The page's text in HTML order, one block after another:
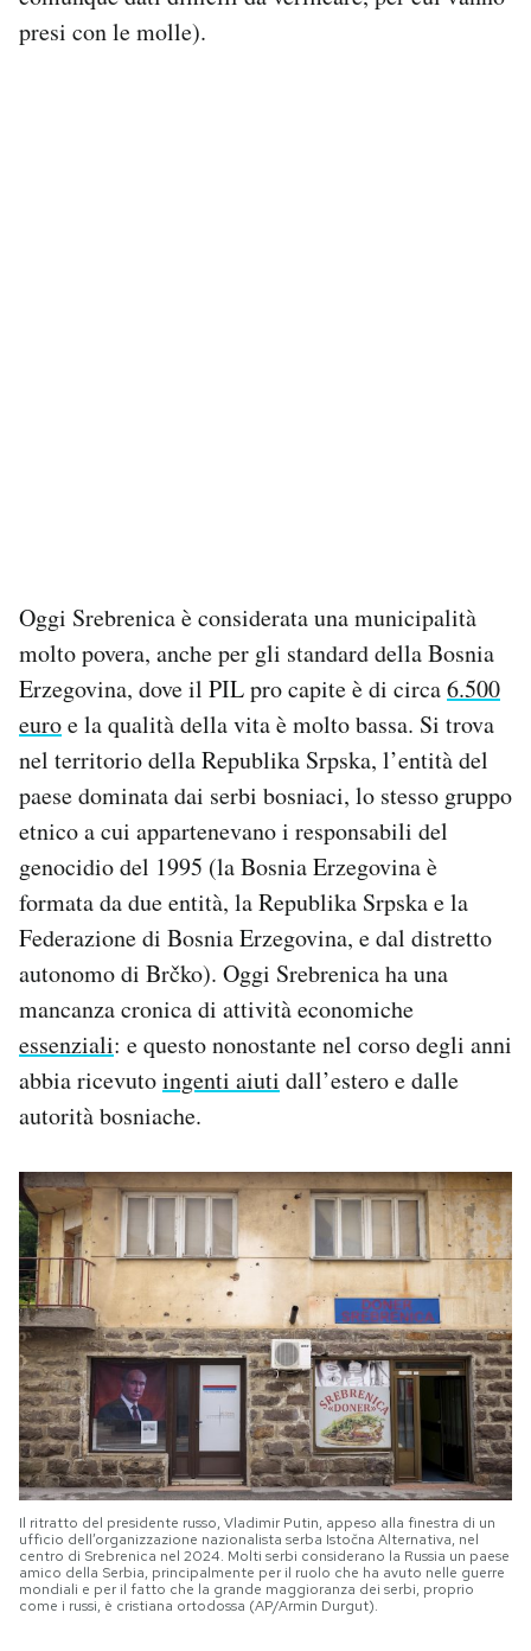
presi con le molle).
Oggi Srebrenica è considerata una municipalità
molto povera, anche per gli standard della Bosnia
Erzegovina, dove il PIL pro capite è di circa6.500
euroe la qualità della vita è molto bassa. Si trova
nel territorio della Republika Srpska, l’entità del
paese dominata dai serbi bosniaci, lo stesso gruppo
etnico a cui appartenevano i responsabili del
genocidio del 1995 (la Bosnia Erzegovina è
formata da due entità, la Republika Srpska e la
Federazione di Bosnia Erzegovina, e dal distretto
autonomo di Brčko). Oggi Srebrenica ha una
mancanza cronica di attività economiche
essenziali: e questo nonostante nel corso degli anni
abbia ricevutoingenti aiuti dall’estero e dalle
autorità bosniache.
Il ritratto del presidente russo, Vladimir Putin, appeso alla finestra di un
ufficio dell’organizzazione nazionalista serba Istočna Alternativa, nel
centro di Srebrenica nel 2024. Molti serbi considerano la Russia un paese
amico della Serbia, principalmente per il ruolo che ha avuto nelle guerre
mondiali e per il fatto che la grande maggioranza dei serbi, proprio
come i russi, è cristiana ortodossa (AP/Armin Durgut).